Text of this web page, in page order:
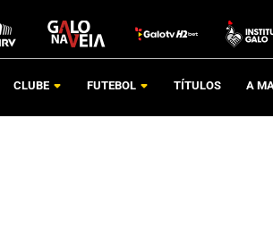
CLUBE FUTEBOL TÍTULOS A